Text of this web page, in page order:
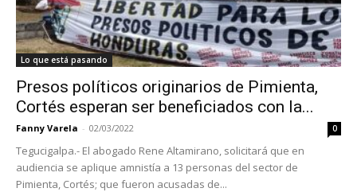
Lo que está pasando
Presos políticos originarios de Pimienta,
Cortés esperan ser beneficiados con la...
Fanny Varela - 02/03/2022 0
Tegucigalpa.- El abogado Rene Altamirano, solicitará que en
audiencia se aplique amnistía a 13 personas del sector de
Pimienta, Cortés; que fueron acusadas de...